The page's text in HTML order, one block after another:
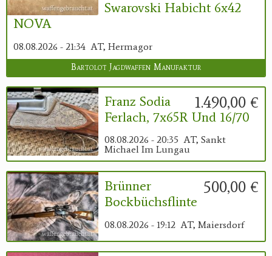
Swarovski Habicht 6x42
NOVA
08.08.2026 - 21:34 AT, Hermagor
Bartolot Jagdwaffen Manufaktur
1.490,00 €
Franz Sodia
Ferlach, 7x65R Und 16/70
08.08.2026 - 20:35 AT, Sankt
Michael Im Lungau
500,00 €
Brünner
Bockbüchsflinte
08.08.2026 - 19:12 AT, Maiersdorf